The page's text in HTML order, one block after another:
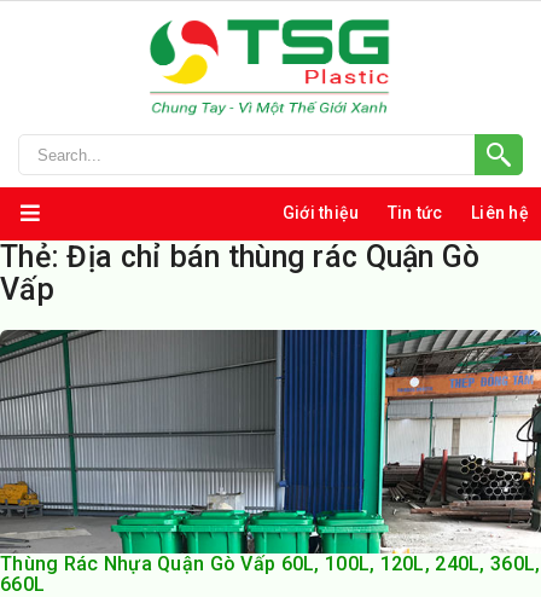
Giới thiệu Tin tức Liên hệ
Thẻ:Địa chỉ bán thùng rác Quận Gò
Vấp
Thùng Rác Nhựa Quận Gò Vấp 60L, 100L, 120L, 240L, 360L,
660L